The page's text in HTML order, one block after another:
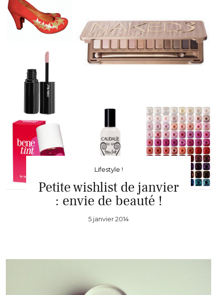
Lifestyle !
Petite wishlist de janvier
: envie de beauté !
5 janvier 2014